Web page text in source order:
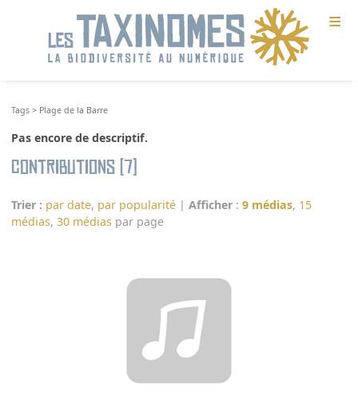
≡
Tags > Plage de la Barre
Pas encore de descriptif.
Contributions (7)
Trier : par date, par popularité |Afficher :9 médias, 15
médias,30 médias par page